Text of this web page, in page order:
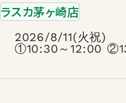
ラスカ茅ヶ崎店
2026/8/11(火祝)
①10:30～12:00